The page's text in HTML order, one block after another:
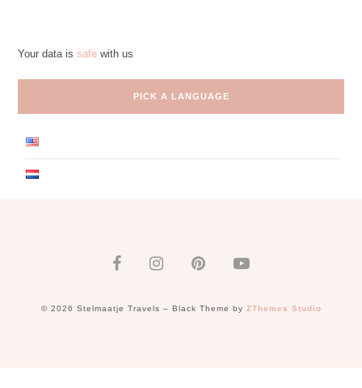
Your data is safewith us
PICK A LANGUAGE
© 2026 Stelmaatje Travels – Black Theme by ZThemes Studio